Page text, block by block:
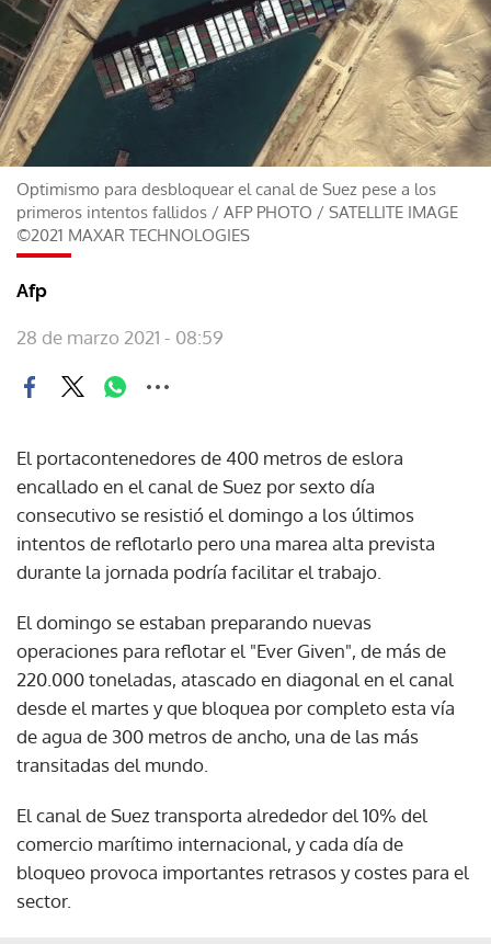
Optimismo para desbloquear el canal de Suez pese a los
primeros intentos fallidos / AFP PHOTO / SATELLITE IMAGE
©2021 MAXAR TECHNOLOGIES
Afp
28 de marzo 2021 - 08:59
El portacontenedores de 400 metros de eslora
encallado en el canal de Suez por sexto día
consecutivo se resistió el domingo a los últimos
intentos de reflotarlo pero una marea alta prevista
durante la jornada podría facilitar el trabajo.
El domingo se estaban preparando nuevas
operaciones para reflotar el "Ever Given", de más de
220.000 toneladas, atascado en diagonal en el canal
desde el martes y que bloquea por completo esta vía
de agua de 300 metros de ancho, una de las más
transitadas del mundo.
El canal de Suez transporta alrededor del 10% del
comercio marítimo internacional, y cada día de
bloqueo provoca importantes retrasos y costes para el
sector.